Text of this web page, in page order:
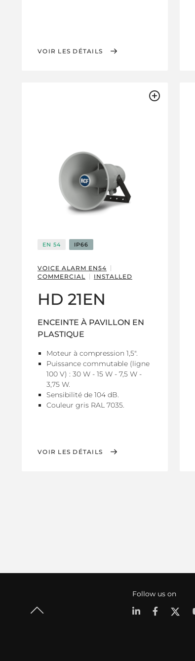
VOIR LES DÉTAILS
EN 54 IP66
VOICE ALARM EN54
COMMERCIAL
INSTALLED
HD 21EN
ENCEINTE À PAVILLON EN
PLASTIQUE
Moteur à compression 1,5".
Puissance commutable (ligne
100 V) : 30 W - 15 W - 7,5 W -
3,75 W.
Sensibilité de 104 dB.
Couleur gris RAL 7035.
VOIR LES DÉTAILS
Follow us on